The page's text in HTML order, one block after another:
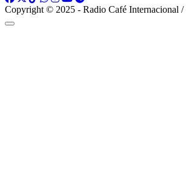
Copyright © 2025 - Radio Café Internacional /